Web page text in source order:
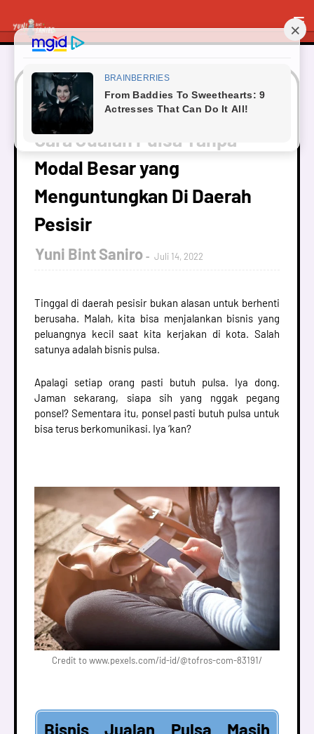
Beranda Finance
Cara Jualan Pulsa Tanpa Modal
Besar yang Menguntungkan Di Daerah Pesisir
Cara Jualan Pulsa Tanpa
Modal Besar yang
Menguntungkan Di Daerah
Pesisir
Yuni Bint Saniro Juli 14, 2022
Tinggal di daerah pesisir bukan alasan untuk berhenti
berusaha. Malah, kita bisa menjalankan bisnis yang
peluangnya kecil saat kita kerjakan di kota. Salah
satunya adalah bisnis pulsa.
Apalagi setiap orang pasti butuh pulsa. Iya dong.
Jaman sekarang, siapa sih yang nggak pegang
ponsel? Sementara itu, ponsel pasti butuh pulsa untuk
bisa terus berkomunikasi. Iya ‘kan?
Credit to www.pexels.com/id-id/@tofros-com-83191/
Bisnis Jualan Pulsa Masih